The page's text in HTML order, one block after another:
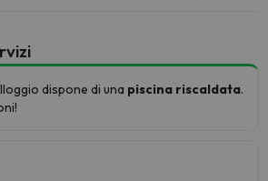
dispone di una piscina riscaldata.